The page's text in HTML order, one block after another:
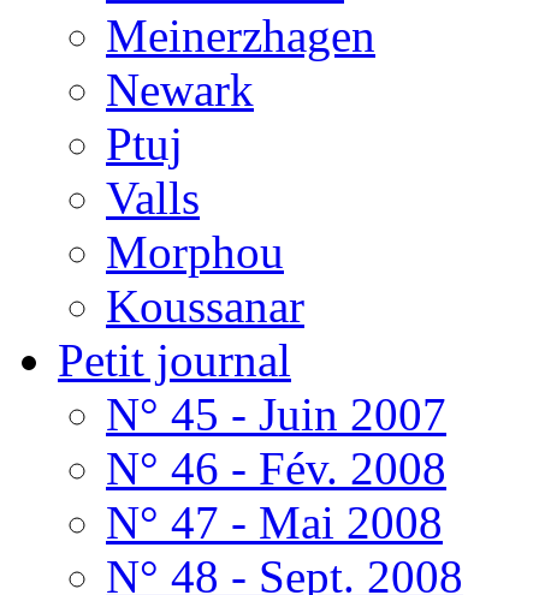
Meinerzhagen
Newark
Ptuj
Valls
Morphou
Koussanar
Petit journal
N° 45 - Juin 2007
N° 46 - Fév. 2008
N° 47 - Mai 2008
N° 48 - Sept. 2008